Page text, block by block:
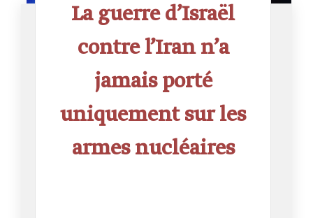
La guerre d’Israël
contre l’Iran n’a
jamais porté
uniquement sur les
armes nucléaires